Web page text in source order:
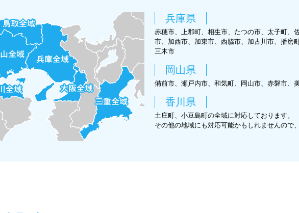
兵庫県
赤穂市、上郡町、相生市、たつの市、太子町、
市、加西市、加東市、西脇市、加古川市、播磨
三木市
岡山県
備前市、瀬戸内市、和気町、岡山市、赤磐市、
香川県
土庄町、小豆島町の全域に対応しております。
その他の地域にも対応可能かもしれませんので